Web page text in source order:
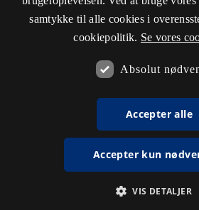
samtykke til alle cookies i
cookiepolitik. Se vores
Absolut
Accepter alle
Accepter kun
VIS DETALJER